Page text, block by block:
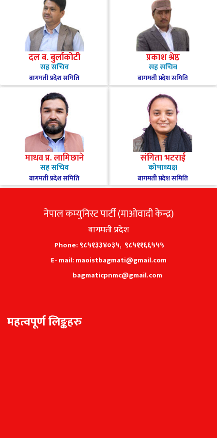
दल ब. बुर्लाकोटी
सह सचिव
बागमती प्रदेश समिति
प्रकाश श्रेष्ठ
सह सचिव
बागमती प्रदेश समिति
माधव प्र. लामिछाने
सह सचिव
बागमती प्रदेश समिति
संगिता भटराई
कोषाध्यक्ष
बागमती प्रदेश समिति
नेपाल कम्युनिस्ट पार्टी (माओवादी केन्द्र)
बागमती प्रदेश
Phone: ९८५१३३४०३५, ९८५११६६५५५
E- mail: maoistbagmati@gmail.com
bagmaticpnmc@gmail.com
महत्वपूर्ण लिङ्कहरु